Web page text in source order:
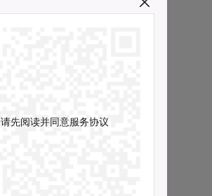
请先阅读并同意服务协议